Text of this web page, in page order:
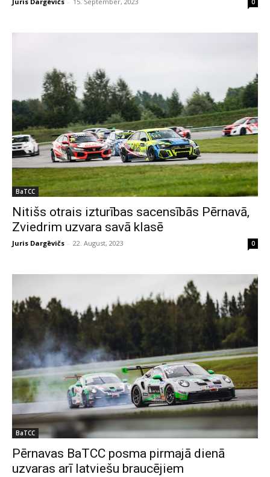
BaTCC
Nitišs otrais izturības sacensībās Pērnavā,
Zviedrim uzvara savā klasē
Juris Dargēvičs - 22. August, 2023 0
BaTCC
Pērnavas BaTCC posma pirmajā dienā
uzvaras arī latviešu braucējiem